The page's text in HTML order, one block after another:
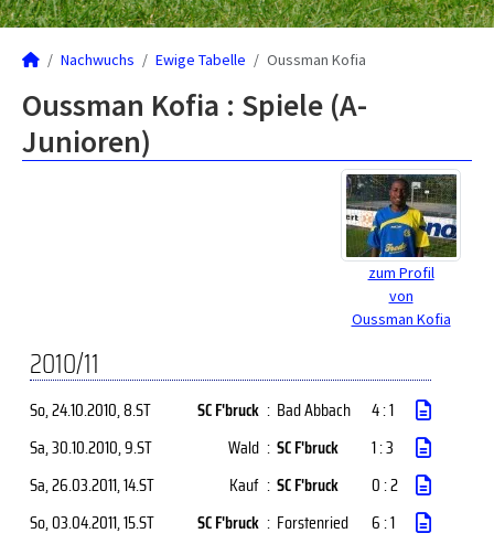
Nachwuchs Ewige Tabelle Oussman Kofia
Oussman Kofia : Spiele (A-
Junioren)
zum Profil
von
Oussman Kofia
2010/11
So, 24.10.2010, 8.ST SC F'bruck : Bad Abbach
4 : 1
Sa, 30.10.2010, 9.ST Wald : SC F'bruck
1 : 3
Sa, 26.03.2011, 14.ST Kauf : SC F'bruck
0 : 2
So, 03.04.2011, 15.ST SC F'bruck : Forstenried
6 : 1